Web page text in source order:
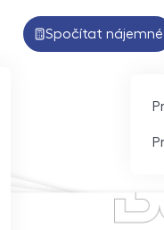
Spočítat nájemné